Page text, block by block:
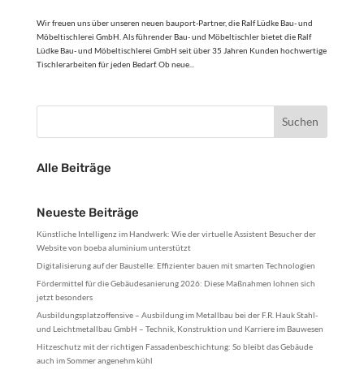
Wir freuen uns über unseren neuen bauport-Partner, die Ralf Lüdke Bau- und
Möbeltischlerei GmbH. Als führender Bau- und Möbeltischler bietet die Ralf
Lüdke Bau- und Möbeltischlerei GmbH seit über 35 Jahren Kunden hochwertige
Tischlerarbeiten für jeden Bedarf. Ob neue...
Alle Beiträge
Neueste Beiträge
Künstliche Intelligenz im Handwerk: Wie der virtuelle Assistent Besucher der
Website von boeba aluminium unterstützt
Digitalisierung auf der Baustelle: Effizienter bauen mit smarten Technologien
Fördermittel für die Gebäudesanierung 2026: Diese Maßnahmen lohnen sich
jetzt besonders
Ausbildungsplatzoffensive – Ausbildung im Metallbau bei der F.R. Hauk Stahl-
und Leichtmetallbau GmbH – Technik, Konstruktion und Karriere im Bauwesen
Hitzeschutz mit der richtigen Fassadenbeschichtung: So bleibt das Gebäude
auch im Sommer angenehm kühl